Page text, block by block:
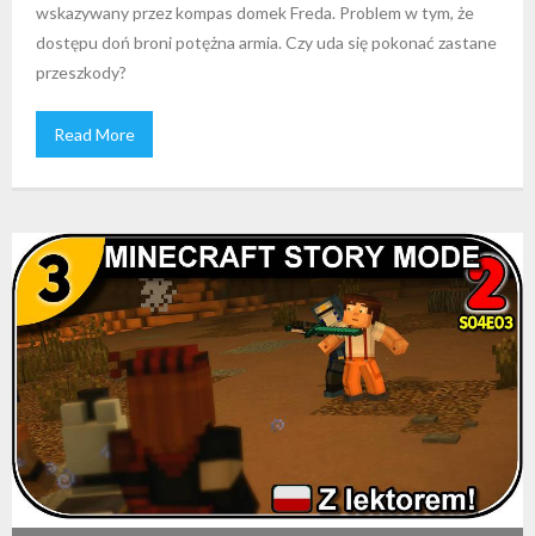
wskazywany przez kompas domek Freda. Problem w tym, że
dostępu doń broni potężna armia. Czy uda się pokonać zastane
przeszkody?
Read More